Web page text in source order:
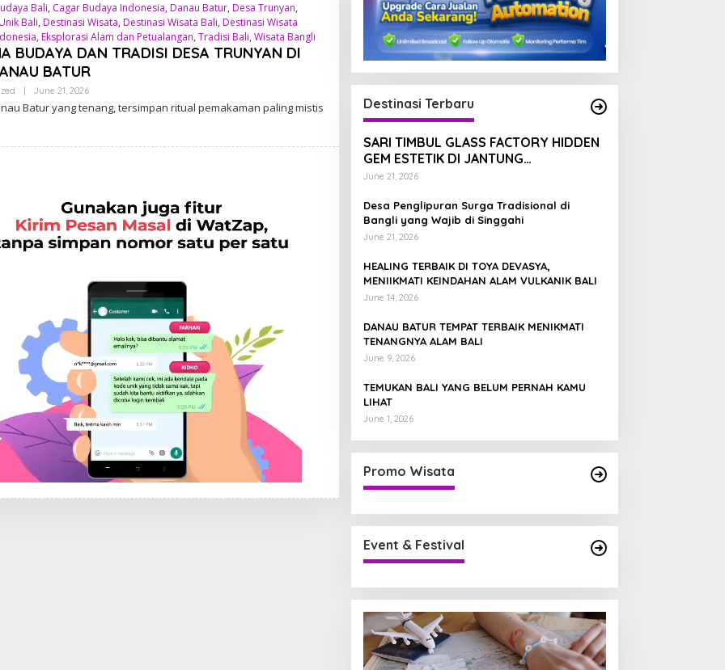
Bali, Cagar Budaya Indonesia, Danau Batur, Desa Trunyan,
Bali, Destinasi Wisata, Destinasi Wisata Bali, Destinasi Wisata
, Eksplorasi Alam dan Petualangan, Tradisi Bali, Wisata Bangli
BUDAYA DAN TRADISI DESA TRUNYAN DI
BATUR
June 21, 2026B
A
I
Batur yang tenang, tersimpan ritual pemakaman paling mistis
Destinasi Terbaru
SARI TIMBUL GLASS FACTORY HIDDEN
GEM ESTETIK DI JANTUNG
TEGALALANG, BALI
June 21, 2026
Desa Penglipuran Surga Tradisional di
Bangli yang Wajib di Singgahi
June 21, 2026
HEALING TERBAIK DI TOYA DEVASYA,
MENIIKMATI KEINDAHAN ALAM VULKANIK BALI
June 14, 2026
DANAU BATUR TEMPAT TERBAIK MENIKMATI
TENANGNYA ALAM BALI
June 9, 2026
TEMUKAN BALI YANG BELUM PERNAH KAMU
LIHAT
June 1, 2026
Promo Wisata
Event & Festival